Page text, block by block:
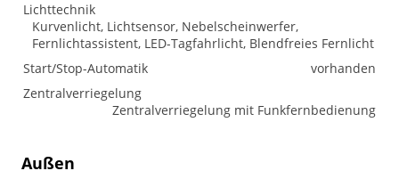
Lichttechnik
Kurvenlicht, Lichtsensor, Nebelscheinwerfer,
Fernlichtassistent, LED-Tagfahrlicht, Blendfreies Fernlicht
Start/Stop-Automatik
vorhanden
Zentralverriegelung
Zentralverriegelung mit Funkfernbedienung
Außen